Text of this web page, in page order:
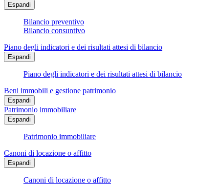
Espandi
Bilancio preventivo
Bilancio consuntivo
Piano degli indicatori e dei risultati attesi di bilancio
Espandi
Piano degli indicatori e dei risultati attesi di bilancio
Beni immobili e gestione patrimonio
Espandi
Patrimonio immobiliare
Espandi
Patrimonio immobiliare
Canoni di locazione o affitto
Espandi
Canoni di locazione o affitto